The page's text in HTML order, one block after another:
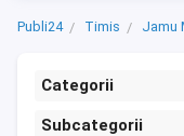
Publi24 Timis Jamu
Categorii
Subcategorii